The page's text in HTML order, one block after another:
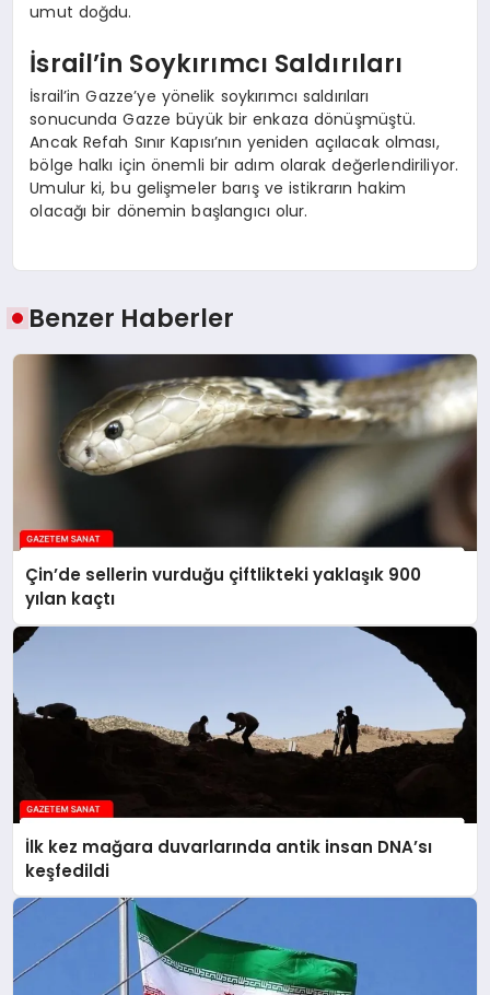
umut doğdu.
İsrail’in Soykırımcı Saldırıları
İsrail’in Gazze’ye yönelik soykırımcı saldırıları
sonucunda Gazze büyük bir enkaza dönüşmüştü.
Ancak Refah Sınır Kapısı’nın yeniden açılacak olması,
bölge halkı için önemli bir adım olarak değerlendiriliyor.
Umulur ki, bu gelişmeler barış ve istikrarın hakim
olacağı bir dönemin başlangıcı olur.
Benzer Haberler
Çin’de sellerin vurduğu çiftlikteki yaklaşık 900
yılan kaçtı
İlk kez mağara duvarlarında antik insan DNA’sı
keşfedildi